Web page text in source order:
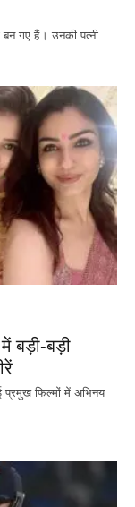
बन गए हैं। उनकी पत्नी…
बड़ी-बड़ी
प्रमुख फिल्मों में अभिनय